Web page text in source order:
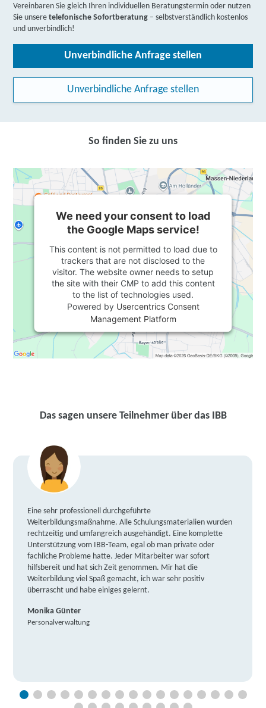
Vereinbaren Sie gleich Ihren individuellen Beratungstermin oder nutzen
Sie unseretelefonische Sofortberatung – selbstverständlich kostenlos
und unverbindlich!
Unverbindliche Anfrage stellen
Unverbindliche Anfrage stellen
So finden Sie zu uns
We need your consent to load
the Google Maps service!
This content is not permitted to load due to
trackers that are not disclosed to the
visitor. The website owner needs to setup
the site with their CMP to add this content
to the list of technologies used.
Powered by Usercentrics Consent
Management Platform
Das sagen unsere Teilnehmer über das IBB
Eine sehr professionell durchgeführte
Weiterbildungsmaßnahme. Alle Schulungsmaterialien wurden
rechtzeitig und umfangreich ausgehändigt. Eine komplette
Unterstützung vom IBB-Team, egal ob man private oder
fachliche Probleme hatte. Jeder Mitarbeiter war sofort
hilfsbereit und hat sich Zeit genommen. Mir hat die
Weiterbildung viel Spaß gemacht, ich war sehr positiv
überrascht und habe einiges gelernt.
Monika Günter
Personalverwaltung